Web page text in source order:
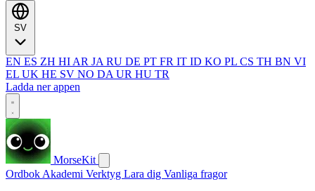
EN ES ZH HI AR JA RU DE PT FR IT ID KO PL CS TH BN VI
EL UK HE SV NO DA UR HU TR
Ladda ner appen
MorseKit
Ordbok Akademi Verktyg Lara dig Vanliga fragor